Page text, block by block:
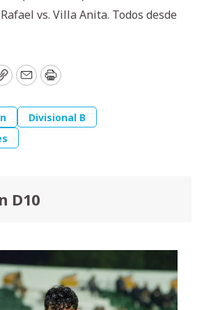
vs. Villa Anita. Todos desde
CopyEmailPrint
Divisional B
D10